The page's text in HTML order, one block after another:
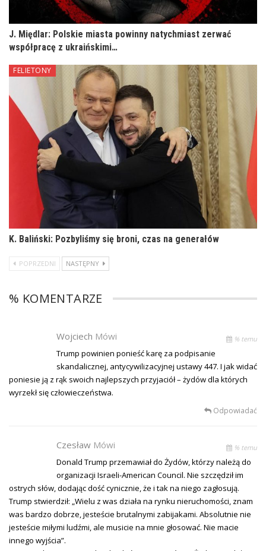
J. Międlar: Polskie miasta powinny natychmiast zerwać
współpracę z ukraińskimi…
FELIETONY
K. Baliński: Pozbyliśmy się broni, czas na generałów
POPRZEDNI NASTĘPNY
% KOMENTARZE
Wojciech Mówi % temu
Trump powinien ponieść karę za podpisanie
skandalicznej, antycywilizacyjnej ustawy 447. I jak widać
poniesie ją z rąk swoich najlepszych przyjaciół – żydów dla których
wyrzekł się człowieczeństwa.
Odpowiadać
Czesław Mówi % temu
Donald Trump przemawiał do Żydów, którzy należą do
organizacji Israeli-American Council. Nie szczędził im
ostrych słów, dodając dość cynicznie, że i tak na niego zagłosują.
Trump stwierdził: „Wielu z was działa na rynku nieruchomości, znam
was bardzo dobrze, jesteście brutalnymi zabijakami. Absolutnie nie
jesteście miłymi ludźmi, ale musicie na mnie głosować. Nie macie
innego wyjścia”.